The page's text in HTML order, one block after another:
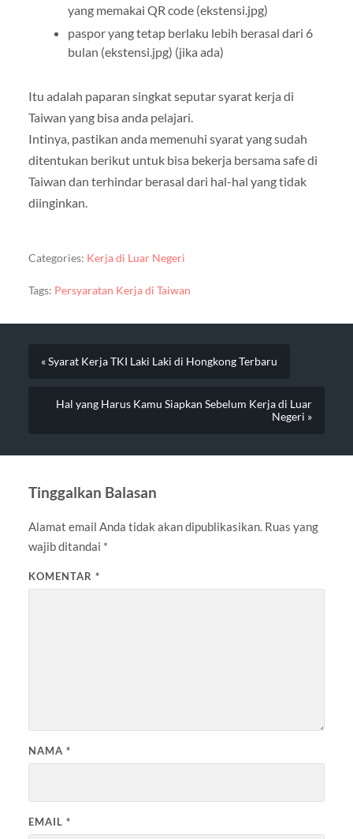
yang memakai QR code (ekstensi.jpg)
paspor yang tetap berlaku lebih berasal dari 6
bulan (ekstensi.jpg) (jika ada)
Itu adalah paparan singkat seputar syarat kerja di
Taiwan yang bisa anda pelajari.
Intinya, pastikan anda memenuhi syarat yang sudah
ditentukan berikut untuk bisa bekerja bersama safe di
Taiwan dan terhindar berasal dari hal-hal yang tidak
diinginkan.
Categories: Kerja di Luar Negeri
Tags: Persyaratan Kerja di Taiwan
« Syarat Kerja TKI Laki Laki di Hongkong Terbaru
Hal yang Harus Kamu Siapkan Sebelum Kerja di Luar
Negeri »
Tinggalkan Balasan
Alamat email Anda tidak akan dipublikasikan. Ruas yang
wajib ditandai *
KOMENTAR *
NAMA *
EMAIL *